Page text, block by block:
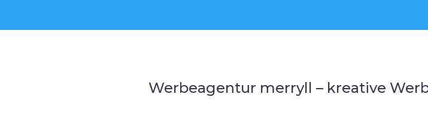
Werbeagentur merryll – kreative